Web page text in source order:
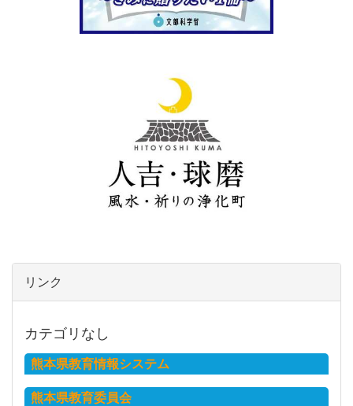
リンク
カテゴリなし
熊本県教育情報システム
熊本県教育委員会